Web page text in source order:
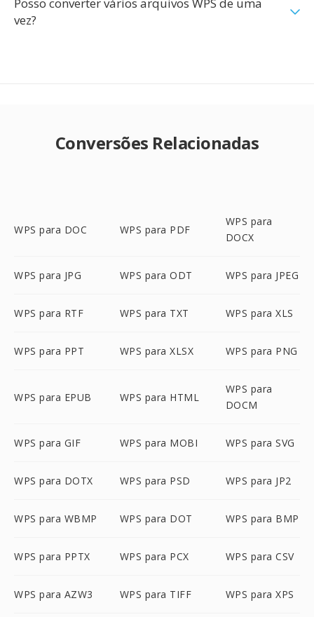
vez?
Conversões Relacionadas
WPS para DOC WPS para PDF
WPS para
DOCX
WPS para JPG WPS para ODT WPS para JPEG
WPS para RTF WPS para TXT WPS para XLS
WPS para PPT WPS para XLSX WPS para PNG
WPS para EPUB WPS para HTML
WPS para
DOCM
WPS para GIF WPS para MOBI WPS para SVG
WPS para DOTX WPS para PSD WPS para JP2
WPS para WBMP WPS para DOT WPS para BMP
WPS para PPTX WPS para PCX WPS para CSV
WPS para AZW3 WPS para TIFF WPS para XPS